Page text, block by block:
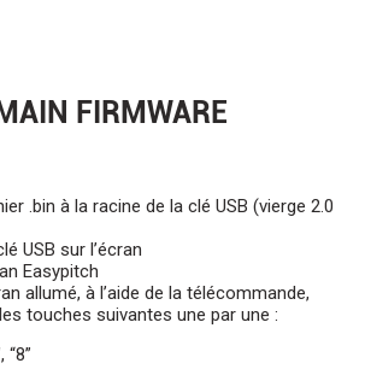
FIRMWARE
.bin à la racine de la clé USB (vierge 2.0
USB sur l’écran
Easypitch
allumé, à l’aide de la télécommande,
touches suivantes une par une :
“8”